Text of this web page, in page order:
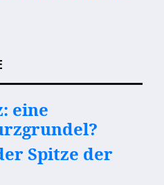
eine
Spitze der